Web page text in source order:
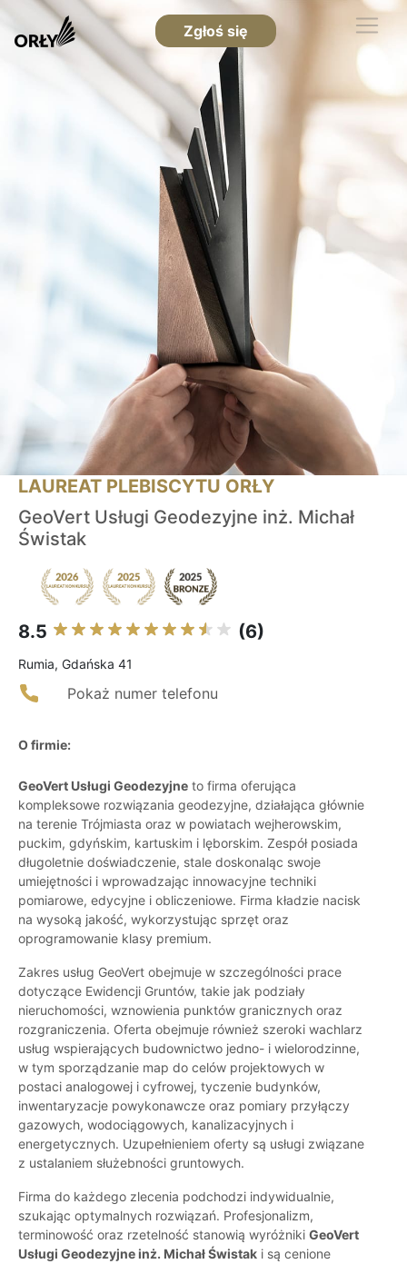
Zgłoś się
LAUREAT PLEBISCYTU ORŁY
GeoVert Usługi Geodezyjne inż. Michał
Świstak
8.5 (6)
Rumia, Gdańska 41
Pokaż numer telefonu
O firmie:
GeoVert Usługi Geodezyjne to firma oferująca
kompleksowe rozwiązania geodezyjne, działająca głównie
na terenie Trójmiasta oraz w powiatach wejherowskim,
puckim, gdyńskim, kartuskim i lęborskim. Zespół posiada
długoletnie doświadczenie, stale doskonaląc swoje
umiejętności i wprowadzając innowacyjne techniki
pomiarowe, edycyjne i obliczeniowe. Firma kładzie nacisk
na wysoką jakość, wykorzystując sprzęt oraz
oprogramowanie klasy premium.
Zakres usług GeoVert obejmuje w szczególności prace
dotyczące Ewidencji Gruntów, takie jak podziały
nieruchomości, wznowienia punktów granicznych oraz
rozgraniczenia. Oferta obejmuje również szeroki wachlarz
usług wspierających budownictwo jedno- i wielorodzinne,
w tym sporządzanie map do celów projektowych w
postaci analogowej i cyfrowej, tyczenie budynków,
inwentaryzacje powykonawcze oraz pomiary przyłączy
gazowych, wodociągowych, kanalizacyjnych i
energetycznych. Uzupełnieniem oferty są usługi związane
z ustalaniem służebności gruntowych.
Firma do każdego zlecenia podchodzi indywidualnie,
szukając optymalnych rozwiązań. Profesjonalizm,
terminowość oraz rzetelność stanowią wyróżniki GeoVert
Usługi Geodezyjne inż. Michał Świstak i są cenione